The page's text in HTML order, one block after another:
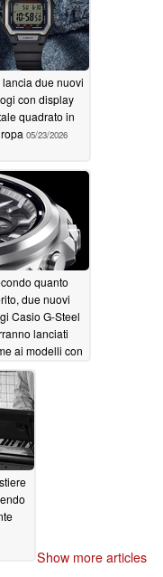
due nuovi
con display
quadrato in
05/23/2026
quanto
due nuovi
Casio G-Steel
lanciati
ai modelli con
IP nero
05/20/2026
Show more articles